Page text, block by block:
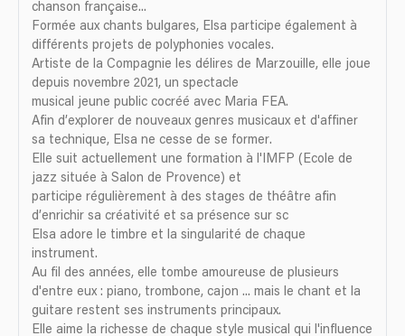
chanson française...
Formée aux chants bulgares, Elsa participe également à
différents projets de polyphonies vocales.
Artiste de la Compagnie les délires de Marzouille, elle joue
depuis novembre 2021, un spectacle
musical jeune public cocréé avec Maria FEA.
Afin d’explorer de nouveaux genres musicaux et d'affiner
sa technique, Elsa ne cesse de se former.
Elle suit actuellement une formation à l'IMFP (Ecole de
jazz située à Salon de Provence) et
participe régulièrement à des stages de théâtre afin
d’enrichir sa créativité et sa présence sur sc
Elsa adore le timbre et la singularité de chaque
instrument.
Au fil des années, elle tombe amoureuse de plusieurs
d'entre eux : piano, trombone, cajon ... mais le chant et la
guitare restent ses instruments principaux.
Elle aime la richesse de chaque style musical qui l'influence